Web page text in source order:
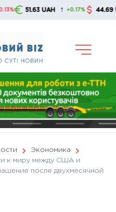
51.63 UAH ↑ +0.17% 44.69 UAH ↓
Экономика
к миру между США и
после двухмесячной